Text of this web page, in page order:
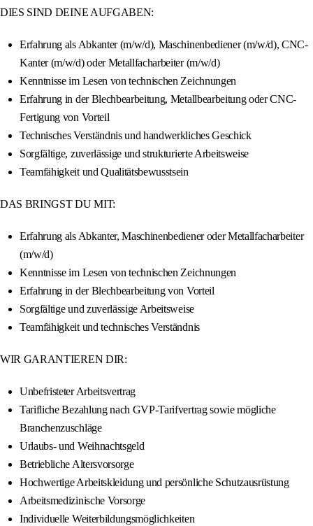
DIES SIND DEINE AUFGABEN:
Erfahrung als Abkanter (m/w/d), Maschinenbediener (m/w/d), CNC-
Kanter (m/w/d) oder Metallfacharbeiter (m/w/d)
Kenntnisse im Lesen von technischen Zeichnungen
Erfahrung in der Blechbearbeitung, Metallbearbeitung oder CNC-
Fertigung von Vorteil
Technisches Verständnis und handwerkliches Geschick
Sorgfältige, zuverlässige und strukturierte Arbeitsweise
Teamfähigkeit und Qualitätsbewusstsein
DAS BRINGST DU MIT:
Erfahrung als Abkanter, Maschinenbediener oder Metallfacharbeiter
(m/w/d)
Kenntnisse im Lesen von technischen Zeichnungen
Erfahrung in der Blechbearbeitung von Vorteil
Sorgfältige und zuverlässige Arbeitsweise
Teamfähigkeit und technisches Verständnis
WIR GARANTIEREN DIR:
Unbefristeter Arbeitsvertrag
Tarifliche Bezahlung nach GVP-Tarifvertrag sowie mögliche
Branchenzuschläge
Urlaubs- und Weihnachtsgeld
Betriebliche Altersvorsorge
Hochwertige Arbeitskleidung und persönliche Schutzausrüstung
Arbeitsmedizinische Vorsorge
Individuelle Weiterbildungsmöglichkeiten